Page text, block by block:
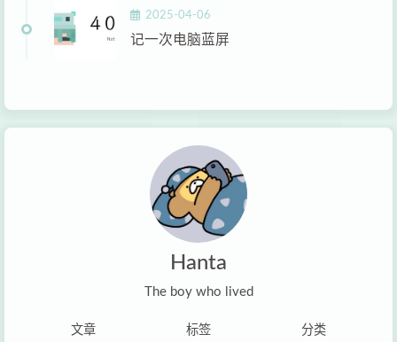
2025-04-06
记一次电脑蓝屏
Hanta
The boy who lived
文章 标签 分类